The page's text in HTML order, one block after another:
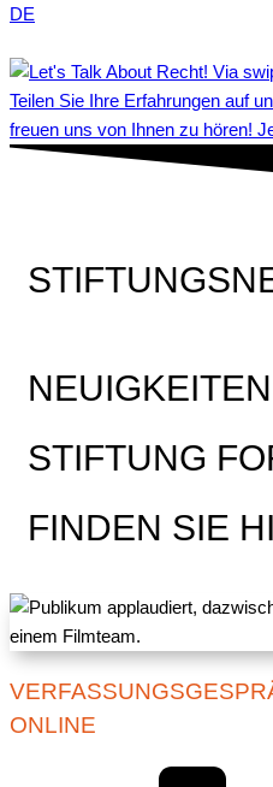
DE
Teilen Sie Ihre Erfahrungen auf
freuen uns von Ihnen zu hören!
STIFTUNG
FINDEN SIE
ONLINE